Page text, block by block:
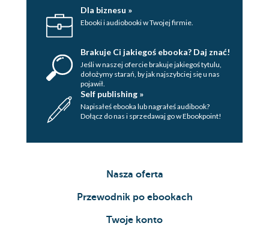
Dla biznesu »
Ebooki i audiobooki w Twojej firmie.
Brakuje Ci jakiegoś ebooka? Daj znać!
Jeśli w naszej ofercie brakuje jakiegoś tytulu,
dołożymy starań, by jak najszybciej się u nas
pojawił.
Self publishing »
Napisałeś ebooka lub nagrałeś audibook?
Dołącz do nas i sprzedawaj go w Ebookpoint!
Nasza oferta
Przewodnik po ebookach
Twoje konto